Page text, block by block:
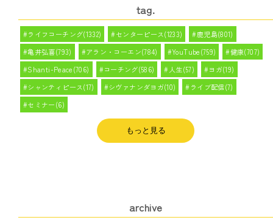
tag.
ライフコーチング(1332) センターピース(1233)
鹿児島(801)
亀井弘喜(793)
アラン・コーエン(784) YouTube(759)
健康(707)
Shanti-Peace(706)
コーチング(586) 人生(57)
ヨガ(19)
シャンティピース(17)
シヴァナンダヨガ(10)
ライブ配信(7)
セミナー(6)
もっと見る
archive